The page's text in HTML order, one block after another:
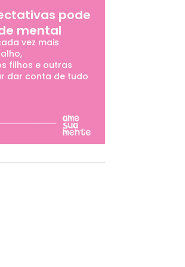
pode
mental
vez mais
filhos e outras
dar conta de tudo